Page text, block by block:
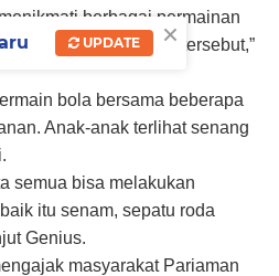
berbagai permainan
kawasan rute tersebut,”
bola bersama beberapa
Anak-anak terlihat senang
semua bisa melakukan
itu senam, sepatu roda
Genius.
masyarakat Pariaman
×
UPDATE